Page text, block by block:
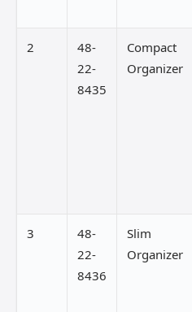
2
48-
22-
8435
Compact
Organizer
3
48-
22-
8436
Slim
Organizer